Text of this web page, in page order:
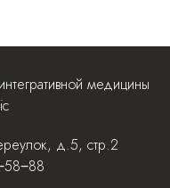
медицины
д.5, стр.2